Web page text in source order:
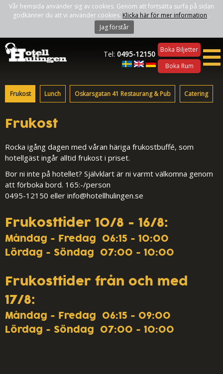
Tel: 0495-12150
Boka Biljetter
Boka Rum
Frukost Lunch Oskarsgatan 41 Restaurang & Pub Catering
Frukost
Rocka igång dagen med våran häriga frukostbuffé, som
hotellgäst ingår alltid frukost i priset.
Bor ni inte på hotellet? Självklart är ni varmt välkomna genom
att förboka bord. 165:-/person
0495-12150 eller info@hotellhulingen.se
Frukosttider 10/8 - 16/8:
Måndag - Fredag 06:15 - 10:00
Lördag - Söndag 07:00 - 10:00
Frukosttider från och med
17/8:
Måndag - Fredag 06:15 - 09:00
Lördag - Söndag 07:00 - 10:00
Vår hemsida använder sig av cookies. Genom att fortsätta surfa på sidan
godkänner du att vi använder cookies. Klicka här för mer information .
Jag förstår